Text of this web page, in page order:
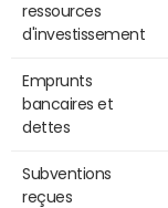
ressources
d'investissement
Emprunts
bancaires et
dettes
Subventions
reçues